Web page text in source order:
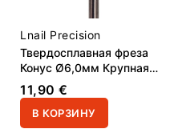
Lnail Precision
Твердосплавная фреза
Конус Ø6,0мм Крупная
крестовая Super Cut – РЧ
14,6мм
11,90 €
В КОРЗИНУ